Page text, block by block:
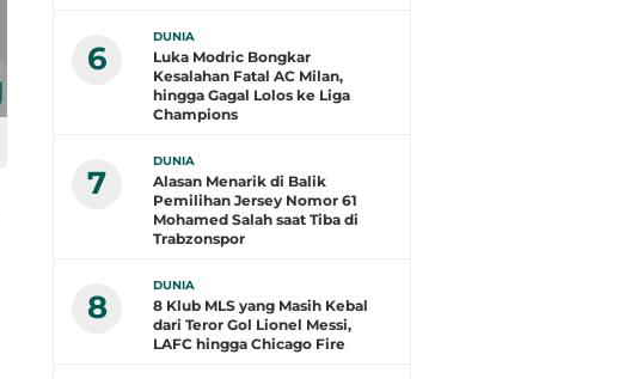
6
DUNIA
Luka Modric Bongkar
Kesalahan Fatal AC Milan,
hingga Gagal Lolos ke Liga
Champions
7
DUNIA
Alasan Menarik di Balik
Pemilihan Jersey Nomor 61
Mohamed Salah saat Tiba di
Trabzonspor
8
DUNIA
8 Klub MLS yang Masih Kebal
dari Teror Gol Lionel Messi,
LAFC hingga Chicago Fire